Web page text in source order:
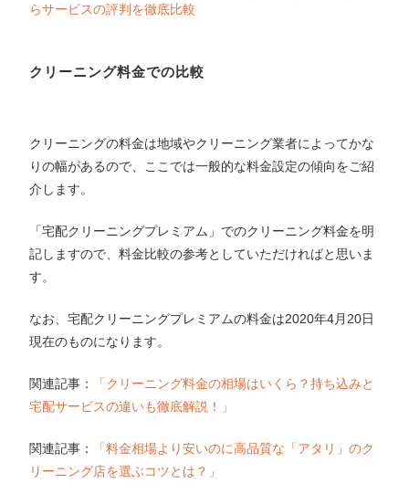
らサービスの評判を徹底比較
クリーニング料金での比較
クリーニングの料金は地域やクリーニング業者によってかな
りの幅があるので、ここでは一般的な料金設定の傾向をご紹
介します。
「宅配クリーニングプレミアム」でのクリーニング料金を明
記しますので、料金比較の参考としていただければと思いま
す。
なお、宅配クリーニングプレミアムの料金は2020年4月20日
現在のものになります。
関連記事：
「クリーニング料金の相場はいくら？持ち込みと
宅配サービスの違いも徹底解説！」
関連記事：
「料金相場より安いのに高品質な「アタリ」のク
リーニング店を選ぶコツとは？」